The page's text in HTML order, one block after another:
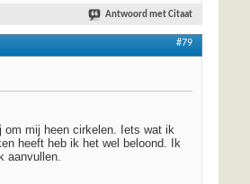
Antwoord met Citaat
#79
om mij heen cirkelen. Iets wat ik
heeft heb ik het wel beloond. Ik
aanvullen.